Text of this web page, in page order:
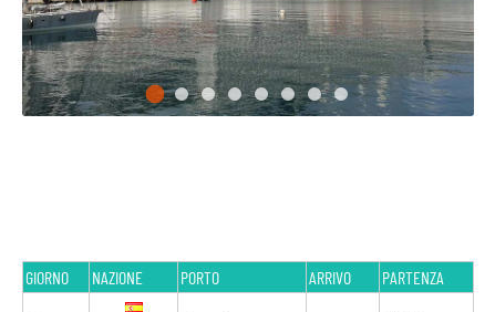
GIORNO NAZIONE PORTO ARRIVO PARTENZA